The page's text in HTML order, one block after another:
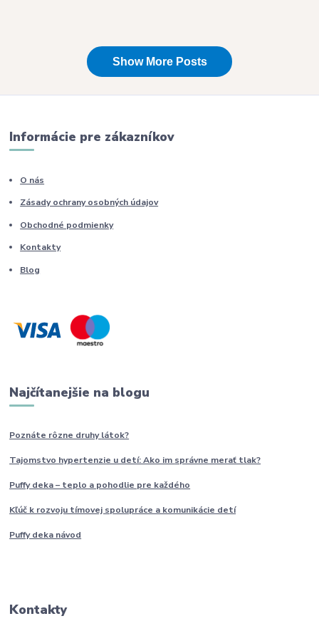
Informácie pre zákazníkov
O nás
Zásady ochrany osobných údajov
Obchodné podmienky
Kontakty
Blog
Najčítanejšie na blogu
Poznáte rôzne druhylátok?
Tajomstvo hypertenzie u detí: Ako im správne merať tlak?
Puffy deka – teplo a pohodlie pre každého
Kľúč k rozvoju tímovej spolupráce a komunikácie detí
Puffy deka návod
Kontakty